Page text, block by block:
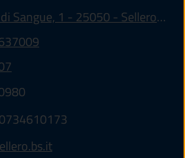
1 - 25050 - Sellero (BS)